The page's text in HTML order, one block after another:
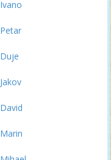
Ivano
Petar
Duje
Jakov
David
Marin